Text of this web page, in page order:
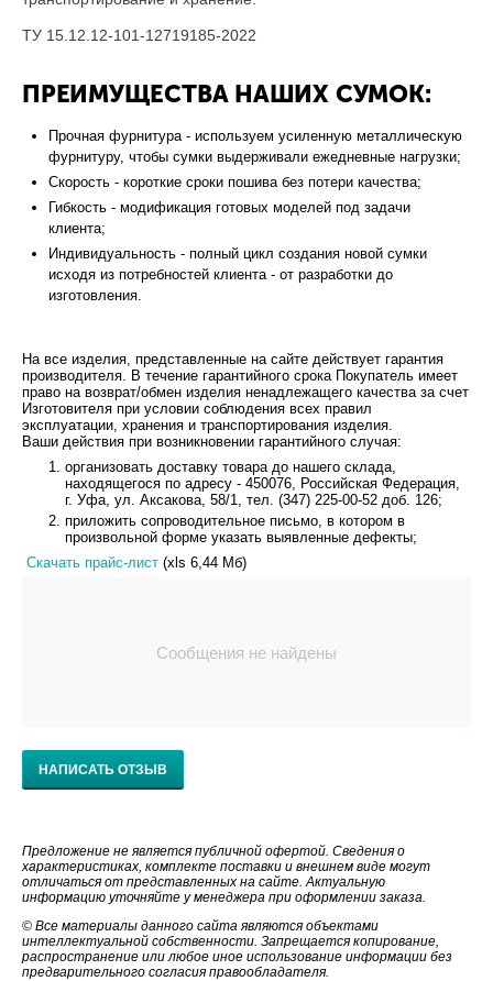
ТУ 15.12.12-101-12719185-2022
ПРЕИМУЩЕСТВА НАШИХ СУМОК:
Прочная фурнитура - используем усиленную металлическую
фурнитуру, чтобы сумки выдерживали ежедневные нагрузки;
Скорость - короткие сроки пошива без потери качества;
Гибкость - модификация готовых моделей под задачи
клиента;
Индивидуальность - полный цикл создания новой сумки
исходя из потребностей клиента - от разработки до
изготовления.
На все изделия, представленные на сайте действует гарантия
производителя. В течение гарантийного срока Покупатель имеет
право на возврат/обмен изделия ненадлежащего качества за счет
Изготовителя при условии соблюдения всех правил
эксплуатации, хранения и транспортирования изделия.
Ваши действия при возникновении гарантийного случая:
организовать доставку товара до нашего склада,
находящегося по адресу - 450076, Российская Федерация,
г. Уфа, ул. Аксакова, 58/1, тел. (347) 225-00-52 доб. 126;
приложить сопроводительное письмо, в котором в
произвольной форме указать выявленные дефекты;
Скачать прайс-лист (xls 6,44 Мб)
Сообщения не найдены
НАПИСАТЬ ОТЗЫВ
Предложение не является публичной офертой. Сведения о
характеристиках, комплекте поставки и внешнем виде могут
отличаться от представленных на сайте. Актуальную
информацию уточняйте у менеджера при оформлении заказа.
© Все материалы данного сайта являются объектами
интеллектуальной собственности. Запрещается копирование,
распространение или любое иное использование информации без
предварительного согласия правообладателя.